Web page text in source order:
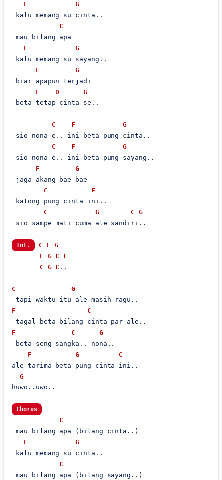
F
G
kalu memang su cinta..
C
mau bilang apa
F
G
kalu memang su sayang..
F
G
biar apapun terjadi
F
D
G
beta tetap cinta se..
C F
G
sio nona e.. ini beta pung cinta..
C
F
G
sio nona e.. ini beta pung sayang..
F
G
jaga akang bae-bae
C
F
katong pung cinta ini..
C
G C G
sio sampe mati cuma ale sandiri..
Int. C F G
F G C
F
C G C ..
C
G
F
C
F
C
G
beta seng sangka.. nona..
F
G
C
ale tarima beta pung cinta ini..
G
huwo..uwo..
Chorus
C
mau bilang apa (bilang cinta..)
F
G
kalu memang su cinta..
C
mau bilang apa (bilang sayang..)